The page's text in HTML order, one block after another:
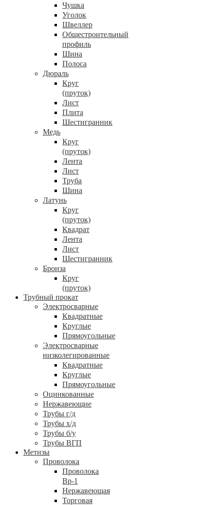
Чушка
Уголок
Швеллер
Общестроительный
профиль
Шина
Полоса
Дюраль
Круг
(пруток)
Лист
Плита
Шестигранник
Медь
Круг
(пруток)
Лента
Лист
Труба
Шина
Латунь
Круг
(пруток)
Квадрат
Лента
Лист
Шестигранник
Бронза
Круг
(пруток)
Трубный прокат
Электросварные
Квадратные
Круглые
Прямоугольные
Электросварные
низколегированные
Квадратные
Круглые
Прямоугольные
Оцинкованные
Нержавеющие
Трубы г/д
Трубы х/д
Трубы б/у
Трубы ВГП
Метизы
Проволока
Проволока
Вр-1
Нержавеющая
Торговая